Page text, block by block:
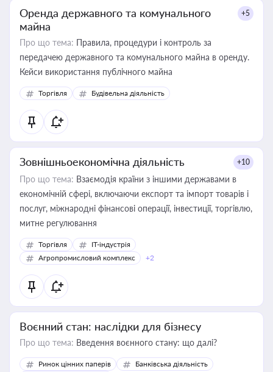
Оренда державного та комунального
майна
+5
Про що тема: Правила, процедури і контроль за
передачею державного та комунального майна в оренду.
Кейси використання публічного майна
Торгівля Будівельна діяльність
Зовнішньоекономічна діяльність +10
Про що тема: Взаємодія країни з іншими державами в
економічній сфері, включаючи експорт та імпорт товарів і
послуг, міжнародні фінансові операції, інвестиції, торгівлю,
митне регулювання
Торгівля
IT-індустрія
Агропромисловий комплекс
+2
Воєнний стан: наслідки для бізнесу
Про що тема: Введення воєнного стану: що далі?
Ринок цінних паперів
Банківська діяльність